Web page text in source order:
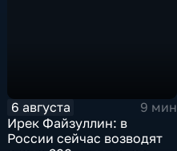
6 августа
9 мин
Ирек Файзуллин: в
России сейчас возводят